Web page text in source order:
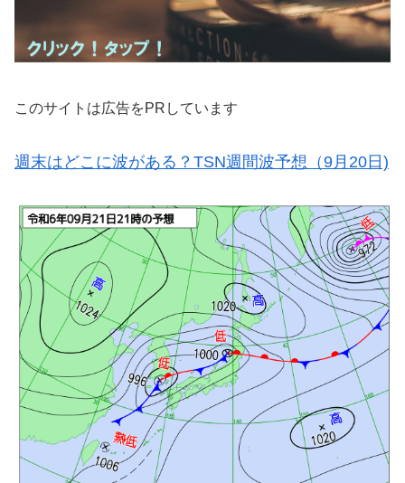
このサイトは広告をPRしています
週末はどこに波がある？TSN週間波予想（9月20日)